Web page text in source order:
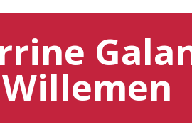
Willemen